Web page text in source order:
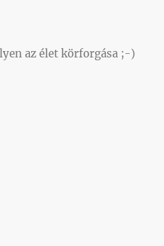
az élet körforgása ;-)